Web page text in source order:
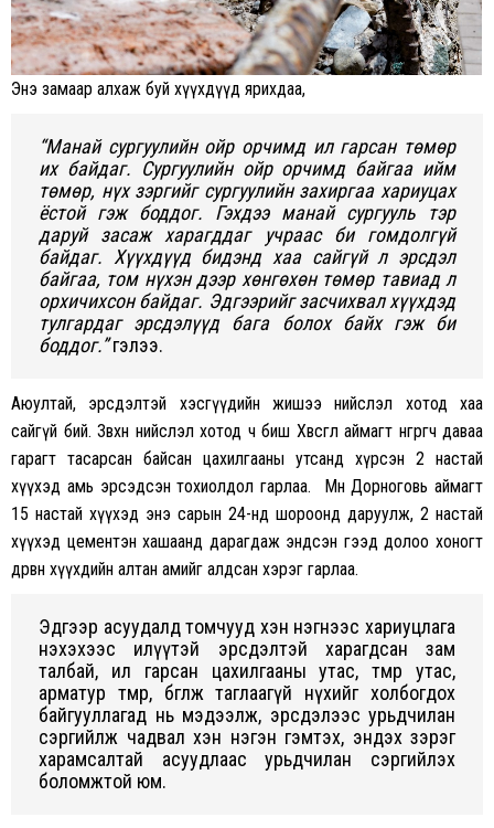
Энэ замаар алхаж буй хүүхдүүд ярихдаа,
“Манай сургуулийн ойр орчимд ил гарсан төмөр
их байдаг. Сургуулийн ойр орчимд байгаа ийм
төмөр, нүх зэргийг сургуулийн захиргаа хариуцах
ёстой гэж боддог. Гэхдээ манай сургууль тэр
даруй засаж харагддаг учраас би гомдолгүй
байдаг. Хүүхдүүд бидэнд хаа сайгүй л эрсдэл
байгаа, том нүхэн дээр хөнгөхөн төмөр тавиад л
орхичихсон байдаг. Эдгээрийг засчихвал хүүхдэд
тулгардаг эрсдэлүүд бага болох байх гэж би
боддог.”гэлээ.
Аюултай, эрсдэлтэй хэсгүүдийн жишээ нийслэл хотод хаа
сайгүй бий. Зөвхөн нийслэл хотод ч биш Хөвсгөл аймагт өнгөрөгч даваа
гарагт тасарсан байсан цахилгааны утсанд хүрсэн 2 настай
хүүхэд амь эрсэдсэн тохиолдол гарлаа. Мөн Дорноговь аймагт
15 настай хүүхэд энэ сарын 24-нд шороонд даруулж, 2 настай
хүүхэд цементэн хашаанд дарагдаж эндсэн гээд долоо хоногт
дөрвөн хүүхдийн алтан амийг алдсан хэрэг гарлаа.
Эдгээр асуудалд томчууд хэн нэгнээс хариуцлага
нэхэхээс илүүтэй эрсдэлтэй харагдсан зам
талбай, ил гарсан цахилгааны утас, төмөр утас,
арматур төмөр, бөглөж таглаагүй нүхийг холбогдох
байгууллагад нь мэдээлж, эрсдэлээс урьдчилан
сэргийлж чадвал хэн нэгэн гэмтэх, эндэх зэрэг
харамсалтай асуудлаас урьдчилан сэргийлэх
боломжтой юм.